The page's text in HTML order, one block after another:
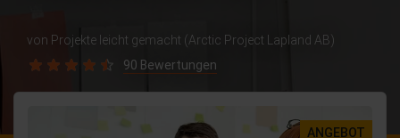
von Projekte leicht gemacht (Arctic Project Lapland AB)
90 Bewertungen
ANGEBOT